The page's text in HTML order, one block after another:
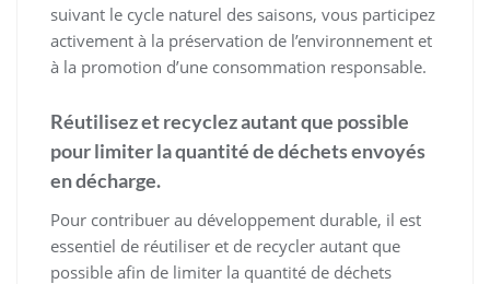
suivant le cycle naturel des saisons, vous participez
activement à la préservation de l’environnement et
à la promotion d’une consommation responsable.
Réutilisez et recyclez autant que possible
pour limiter la quantité de déchets envoyés
en décharge.
Pour contribuer au développement durable, il est
essentiel de réutiliser et de recycler autant que
possible afin de limiter la quantité de déchets